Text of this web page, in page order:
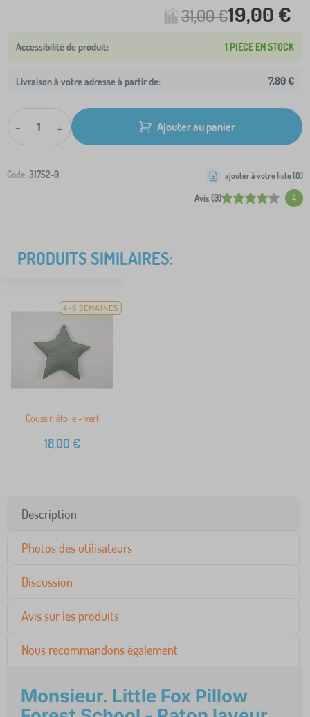
31,00 €19,00 €
1 PIÈCE EN STOCK
Livraison à votre adresse à partir de: 7,80 €
- + Ajouter au panier
Code: 31752-0
Avis (0) 4
ajouter à votre liste (0)
PRODUITS SIMILAIRES:
4-6 SEMAINES
Coussin étoile - vert
18,00 €
Description
Photos des utilisateurs
Discussion
Avis sur les produits
Nous recommandons également
Monsieur. Little Fox Pillow